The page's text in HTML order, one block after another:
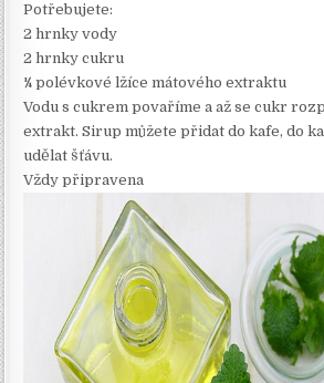
Potřebujete:
2 hrnky vody
2 hrnky cukru
¼ polévkové lžíce mátového extraktu
Vodu s cukrem povaříme a až se cukr
extrakt. Sirup můžete přidat do kafe, do
udělat šťávu.
Vždy připravena